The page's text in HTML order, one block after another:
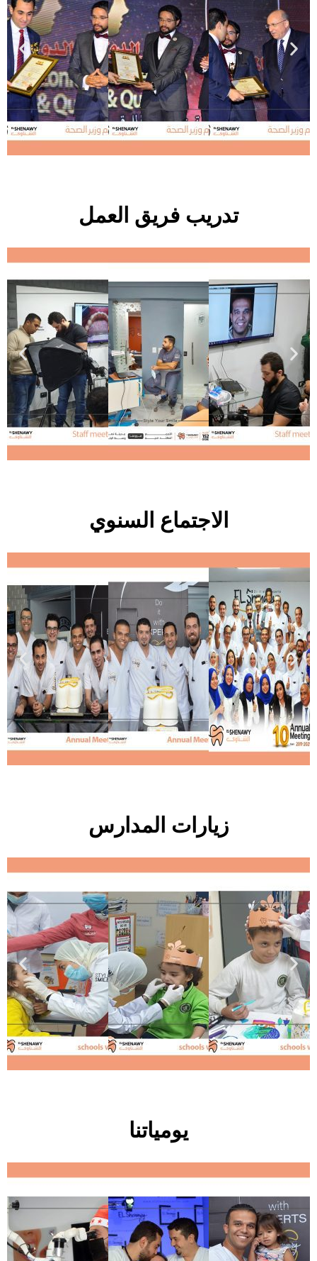
تدريب فريق العمل
الاجتماع السنوي
زيارات المدارس
يومياتنا